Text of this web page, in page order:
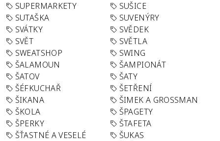
SUPERMARKETY
SUŠICE
SUTAŠKA
SUVENÝRY
SVÁTKY
SVĚDEK
SVĚT
SVĚTLA
SWEATSHOP
SWING
ŠALAMOUN
ŠAMPIONÁT
ŠATOV
ŠATY
ŠÉFKUCHAŘ
ŠETŘENÍ
ŠIKANA
ŠIMEK A GROSSMAN
ŠKOLA
ŠPAGETY
ŠPERKY
ŠTAFETA
ŠŤASTNÉ A VESELÉ
ŠUKAS